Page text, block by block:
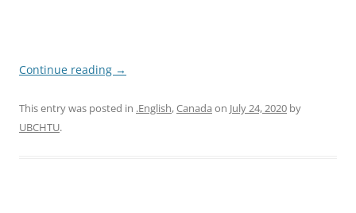
Continue reading →
This entry was posted in .English,Canada on July 24, 2020 by
UBCHTU.